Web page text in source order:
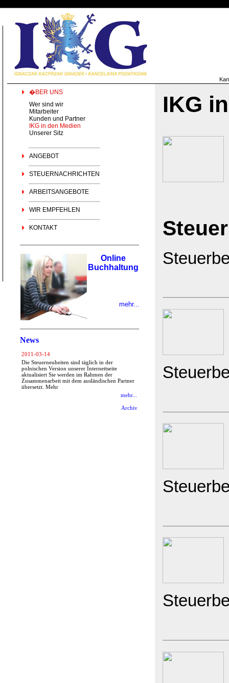
�BER UNS
Wer sind wir
Mitarbeiter
Kunden und Partner
IKG in den Medien
Unserer Sitz
ANGEBOT
STEUERNACHRICHTEN
ARBEITSANGEBOTE
WIR EMPFEHLEN
KONTAKT
Online
Buchhaltung
mehr...
News
2011-03-14
Die Steuerneuheiten sind täglich in der
polnischen Version unserer Internettseite
aktualisiert Sie werden im Rahmen der
Zusammenarbeit mit dem ausländischen Partner
übersetzt. Mehr
mehr...
Archiv
IKG